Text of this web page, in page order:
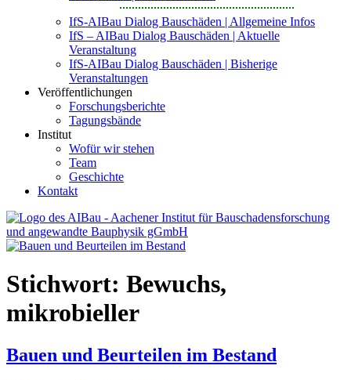
IfS-AIBau Dialog Bauschäden | Allgemeine Infos
IfS – AIBau Dialog Bauschäden | Aktuelle
Veranstaltung
IfS-AIBau Dialog Bauschäden | Bisherige
Veranstaltungen
Veröffentlichungen
Forschungsberichte
Tagungsbände
Institut
Wofür wir stehen
Team
Geschichte
Kontakt
angewandte Bauphysik
Stichwort: Bewuchs,
mikrobieller
Bauen und Beurteilen im Bestand